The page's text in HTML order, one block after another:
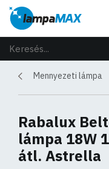
Mennyezeti lámpa
Rabalux
lámpa 18W
átl. Astrella